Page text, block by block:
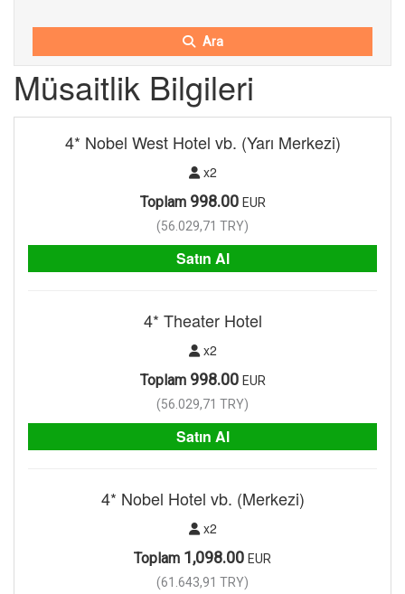
Ara
Müsaitlik Bilgileri
4* Nobel West Hotel vb. (Yarı Merkezi)
x2
Toplam 998.00 EUR
(56.029,71 TRY)
Satın Al
4* Theater Hotel
x2
Toplam 998.00 EUR
(56.029,71 TRY)
Satın Al
4* Nobel Hotel vb. (Merkezi)
x2
Toplam 1,098.00 EUR
(61.643,91 TRY)